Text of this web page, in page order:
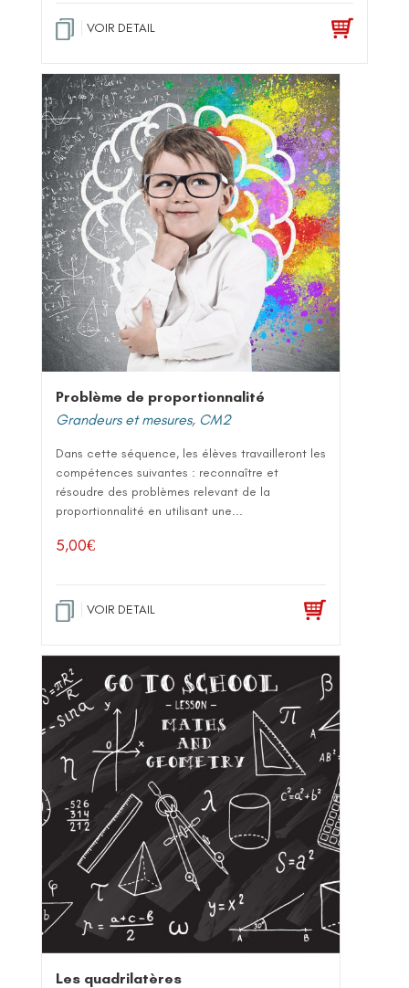
VOIR DETAIL
Problème de proportionnalité
Grandeurs et mesures, CM2
Dans cette séquence, les élèves travailleront les
compétences suivantes : reconnaître et
résoudre des problèmes relevant de la
proportionnalité en utilisant une...
5,00€
VOIR DETAIL
Les quadrilatères